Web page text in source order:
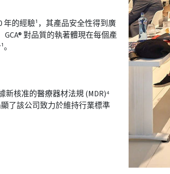
年的經驗¹，其產品安全性得到廣
GCA® 對品質的執著體現在每個產
新核准的醫療器材法規 (MDR)⁴
了該公司致力於維持行業標準